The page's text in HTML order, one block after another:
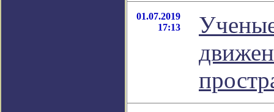
01.07.2019
17:13